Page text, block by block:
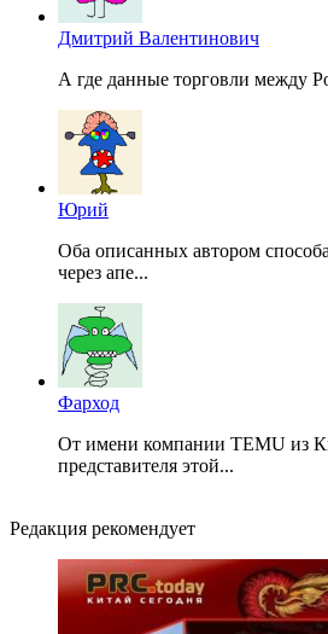
Дмитрий Валентинович
А где данные торговли между
Юрий
Оба описанных автором
через апе...
Фарход
От имени компании TEMU из
представителя этой...
Редакция рекомендует